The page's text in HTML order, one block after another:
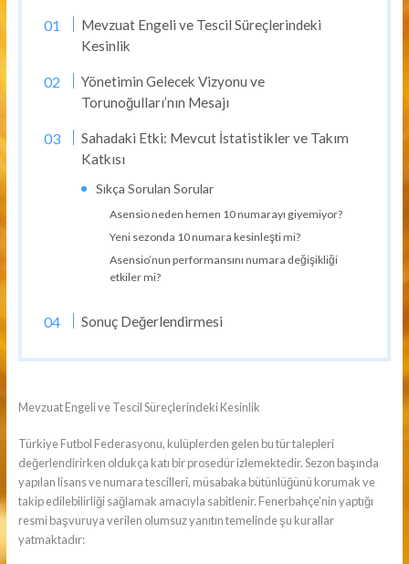
Mevzuat Engeli ve Tescil Süreçlerindeki
Kesinlik
Yönetimin Gelecek Vizyonu ve
Torunoğulları’nın Mesajı
Sahadaki Etki: Mevcut İstatistikler ve Takım
Katkısı
Sıkça Sorulan Sorular
Asensio neden hemen 10 numarayı giyemiyor?
Yeni sezonda 10 numara kesinleşti mi?
Asensio’nun performansını numara değişikliği
etkiler mi?
Sonuç Değerlendirmesi
Mevzuat Engeli ve Tescil Süreçlerindeki Kesinlik
Türkiye Futbol Federasyonu, kulüplerden gelen bu tür talepleri
değerlendirirken oldukça katı bir prosedür izlemektedir. Sezon başında
yapılan lisans ve numara tescilleri, müsabaka bütünlüğünü korumak ve
takip edilebilirliği sağlamak amacıyla sabitlenir. Fenerbahçe’nin yaptığı
resmi başvuruya verilen olumsuz yanıtın temelinde şu kurallar
yatmaktadır: